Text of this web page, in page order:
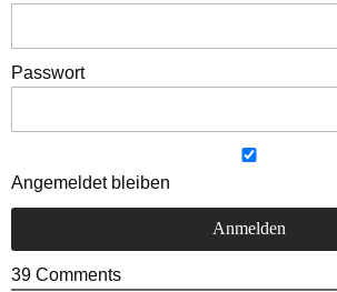
Passwort
Angemeldet bleiben
39 Comments